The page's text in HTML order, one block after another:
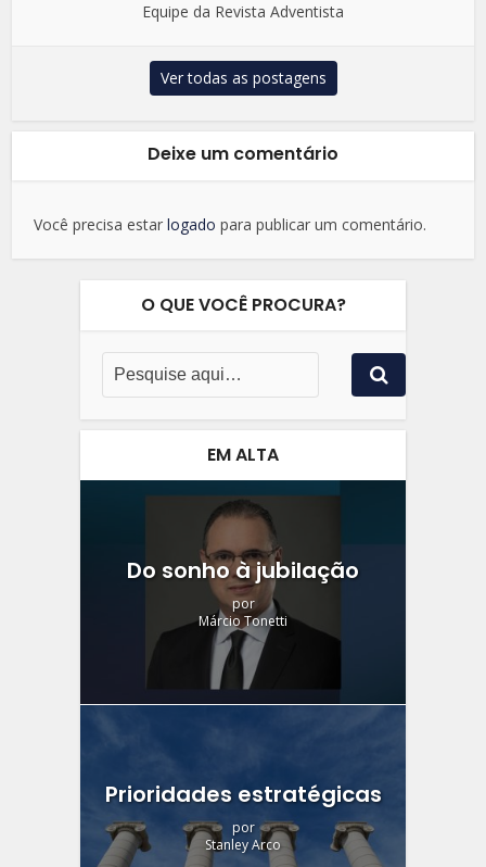
Equipe da Revista Adventista
Ver todas as postagens
Deixe um comentário
Você precisa estarlogado para publicar um comentário.
O QUE VOCÊ PROCURA?
EM ALTA
Do sonho à jubilação
por
Márcio Tonetti
Prioridades estratégicas
por
Stanley Arco